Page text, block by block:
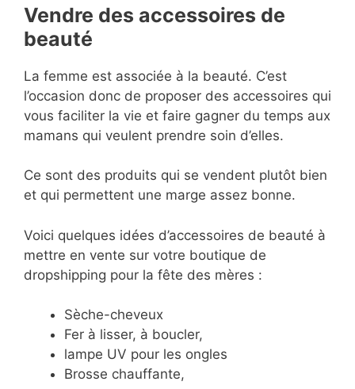
Vendre des accessoires de
beauté
La femme est associée à la beauté. C’est
l’occasion donc de proposer des accessoires qui
vous faciliter la vie et faire gagner du temps aux
mamans qui veulent prendre soin d’elles.
Ce sont des produits qui se vendent plutôt bien
et qui permettent une marge assez bonne.
Voici quelques idées d’accessoires de beauté à
mettre en vente sur votre boutique de
dropshipping pour la fête des mères :
Sèche-cheveux
Fer à lisser, à boucler,
lampe UV pour les ongles
Brosse chauffante,